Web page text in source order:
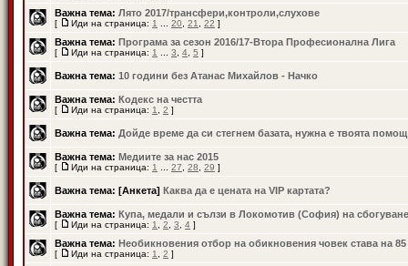
Важна тема: Лято 2017/трансфери,контроли,слухове
[ Иди на страница: 1 20 21 22 ]
Важна тема: Програма за сезон 2016/17-Втора Професионална Лига
[ Иди на страница: 1 3 4 5 ]
Важна тема: 10 години без Атанас Михайлов - Начко
Важна тема: Кодекс на честта
[ Иди на страница: 1 2 ]
Важна тема: Дойде време да си стегнем базата, нужна е твоята
Важна тема: Медиите за нас 2015
[ Иди на страница: 1 27 28 29 ]
Важна тема: [Анкета] Каква да е цената на VIP картата?
Важна тема: Купа, медали и сълзи в Локомотив (София) на сбогуване
[ Иди на страница: 1 2 3 4 ]
Важна тема: Необикновения отбор на обикновения човек става на 85
[ Иди на страница: 1 2 ]